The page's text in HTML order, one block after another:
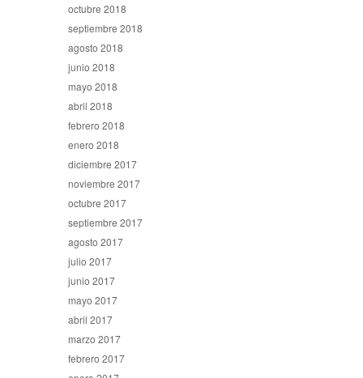
octubre 2018
septiembre 2018
agosto 2018
junio 2018
mayo 2018
abril 2018
febrero 2018
enero 2018
diciembre 2017
noviembre 2017
octubre 2017
septiembre 2017
agosto 2017
julio 2017
junio 2017
mayo 2017
abril 2017
marzo 2017
febrero 2017